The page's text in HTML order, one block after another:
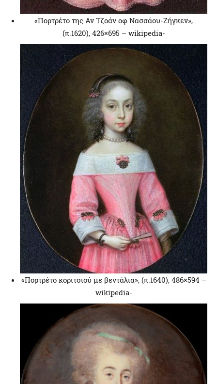
«Πορτρέτο της Αν Τζοάν οφ Νασσάου-Ζήγκεν»,
(π.1620), 426×695 – wikipedia-
«Πορτρέτο κοριτσιού με βεντάλια», (π.1640), 486×594 –
wikipedia-